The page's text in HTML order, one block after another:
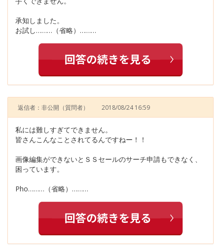
承知しました。
お試し………（省略）………
返信者：非公開 （質問者） 2018/08/24 16:59
私には難しすぎてできません。
皆さんこんなことされてるんですねー！！
画像編集ができないとＳＳセールのサーチ申請もできなく、
困っています。
Pho………（省略）………